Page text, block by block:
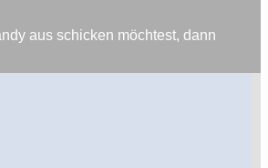
aus schicken möchtest, dann